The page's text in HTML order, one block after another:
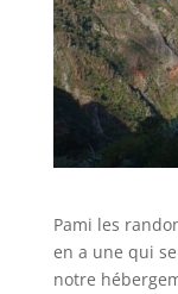
Pami les
en a une qui
notre